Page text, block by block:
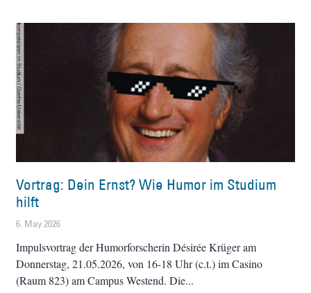
Vortrag: Dein Ernst? Wie Humor im Studium
hilft
6. May 2026
Impulsvortrag der Humorforscherin Désirée Krüger am
Donnerstag, 21.05.2026, von 16-18 Uhr (c.t.) im Casino
(Raum 823) am Campus Westend. Die